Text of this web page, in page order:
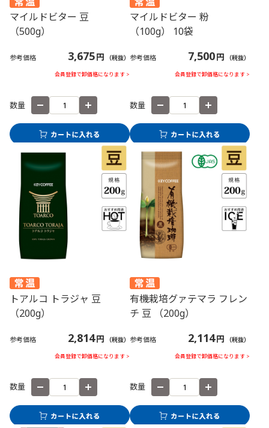
マイルドビター 豆
（500g）
参考価格 3,675円 （税抜）
会員登録で卸価格になります >
数量
マイルドビター 粉
（100g） 10袋
参考価格 7,500円 （税抜）
会員登録で卸価格になります >
数量
トアルコ トラジャ 豆
（200g）
参考価格 2,814円 （税抜）
会員登録で卸価格になります >
数量
有機栽培グァテマラ フレン
チ 豆 （200g）
参考価格 2,114円 （税抜）
会員登録で卸価格になります >
数量